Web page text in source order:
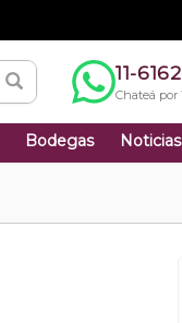
11-
Chateá
Bodegas Noticias